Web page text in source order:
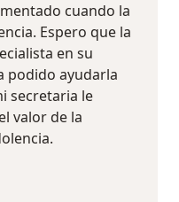
cuando la
Espero que la
en su
podido ayudarla
secretaria le
valor de la